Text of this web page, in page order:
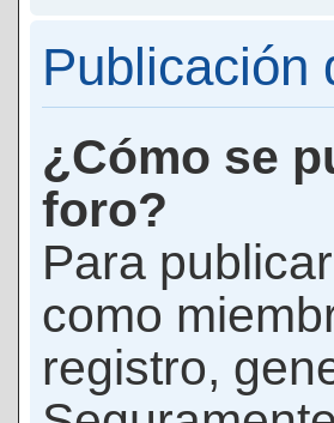
Publicación
¿Cómo se
foro?
Para
como
registro,